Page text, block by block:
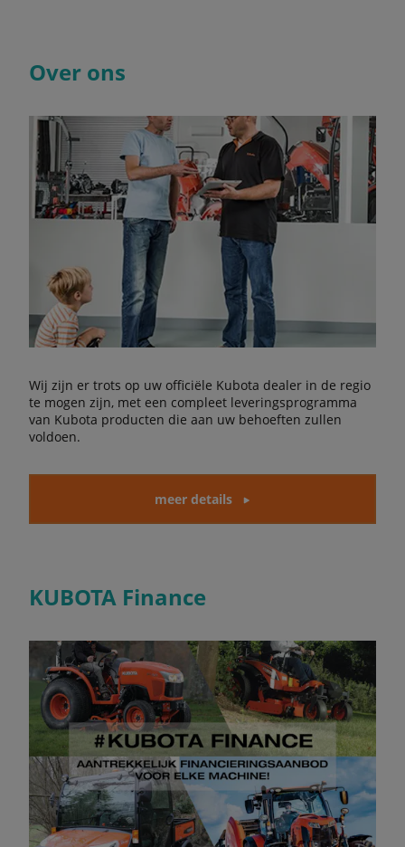
Over ons
Wij zijn er trots op uw officiële Kubota dealer in de regio
te mogen zijn, met een compleet leveringsprogramma
van Kubota producten die aan uw behoeften zullen
voldoen.
meer details
KUBOTA Finance